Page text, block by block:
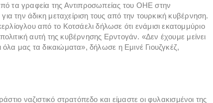
τα γραφεία της Αντιπροσωπείας του ΟΗΕ στην
την άδικη μεταχείριση τους από την τουρκική κυβέρνηση.
από το Κοτσάελι δήλωσε ότι ενάμισι εκατομμύριο
αυτή της κυβέρνησης Ερντογάν. «Δεν έχουμε μείνει
μας τα δικαιώματα», δήλωσε η Εμινέ Γιουζγκέζ,
ναζιστικό στρατόπεδο και είμαστε οι φυλακισμένοι της